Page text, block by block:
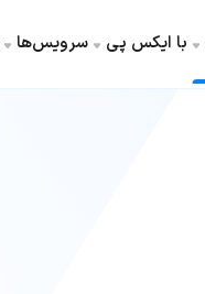
با ایکس پی سرویس‌ها